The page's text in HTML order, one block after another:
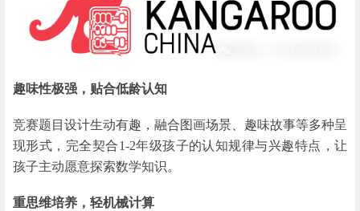
趣味性极强，贴合低龄认知
竞赛题目设计生动有趣，融合图画场景、趣味故事等多种呈
现形式，完全契合1-2年级孩子的认知规律与兴趣特点，让
孩子主动愿意探索数学知识。
重思维培养，轻机械计算